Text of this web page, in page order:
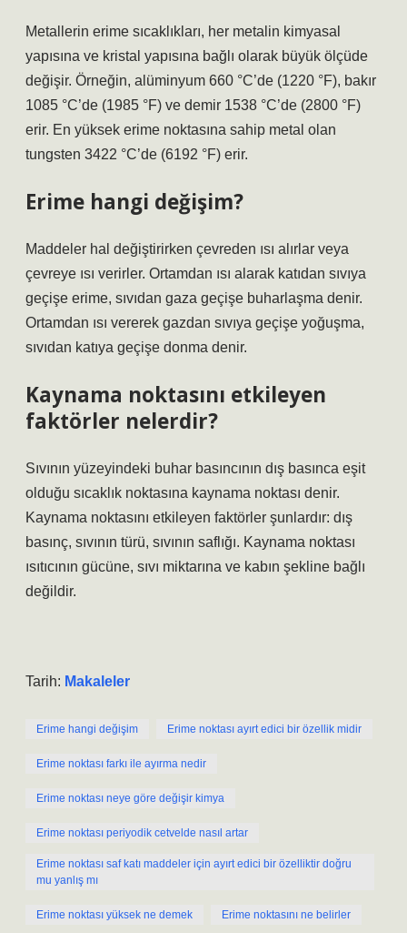
Metallerin erime sıcaklıkları, her metalin kimyasal
yapısına ve kristal yapısına bağlı olarak büyük ölçüde
değişir. Örneğin, alüminyum 660 °C’de (1220 °F), bakır
1085 °C’de (1985 °F) ve demir 1538 °C’de (2800 °F)
erir. En yüksek erime noktasına sahip metal olan
tungsten 3422 °C’de (6192 °F) erir.
Erime hangi değişim?
Maddeler hal değiştirirken çevreden ısı alırlar veya
çevreye ısı verirler. Ortamdan ısı alarak katıdan sıvıya
geçişe erime, sıvıdan gaza geçişe buharlaşma denir.
Ortamdan ısı vererek gazdan sıvıya geçişe yoğuşma,
sıvıdan katıya geçişe donma denir.
Kaynama noktasını etkileyen
faktörler nelerdir?
Sıvının yüzeyindeki buhar basıncının dış basınca eşit
olduğu sıcaklık noktasına kaynama noktası denir.
Kaynama noktasını etkileyen faktörler şunlardır: dış
basınç, sıvının türü, sıvının saflığı. Kaynama noktası
ısıtıcının gücüne, sıvı miktarına ve kabın şekline bağlı
değildir.
Tarih: Makaleler
Erime hangi değişim Erime noktası ayırt edici bir özellik midir
Erime noktası farkı ile ayırma nedir
Erime noktası neye göre değişir kimya
Erime noktası periyodik cetvelde nasıl artar
Erime noktası saf katı maddeler için ayırt edici bir özelliktir doğru
mu yanlış mı
Erime noktası yüksek ne demek Erime noktasını ne belirler